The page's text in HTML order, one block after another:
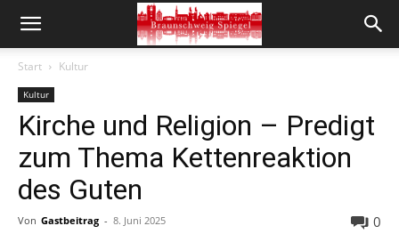
Start Kultur
Kultur
Kirche und Religion – Predigt
zum Thema Kettenreaktion
des Guten
Von Gastbeitrag - 8. Juni 2025 0